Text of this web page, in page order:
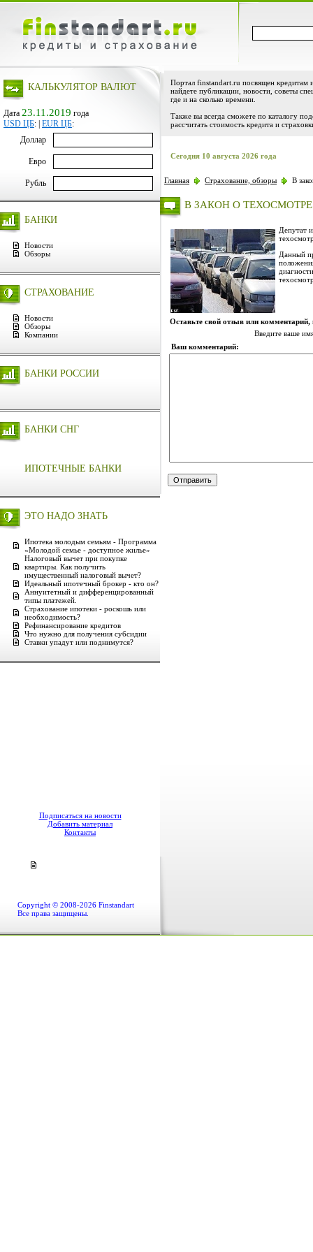
КАЛЬКУЛЯТОР ВАЛЮТ
Дата 23.11.2019 года
USD ЦБ: EUR ЦБ:
Доллар
Евро
Рубль
БАНКИ
Новости
Обзоры
СТРАХОВАНИЕ
Новости
Обзоры
Компании
БАНКИ РОССИИ
БАНКИ СНГ
ИПОТЕЧНЫЕ БАНКИ
ЭТО НАДО ЗНАТЬ
Ипотека молодым семьям - Программа
«Молодой семье - доступное жилье»
Налоговый вычет при покупке
квартиры. Как получить
имущественный налоговый вычет?
Идеальный ипотечный брокер - кто он?
Аннуитетный и дифференцированный
типы платежей.
Страхование ипотеки - роскошь или
необходимость?
Рефинансирование кредитов
Что нужно для получения субсидии
Ставки упадут или поднимутся?
Подписаться на новости
Добавить материал
Контакты
Copyright © 2008-2026 Finstandart
Все права защищены.
Портал finstandart.ru посвящен кредитам
найдете публикации, новости, советы
где и на сколько времени.
Также вы всегда сможете по каталогу
рассчитать стоимость кредита и
Сегодня 10 августа 2026 года
Главная Страхование, обзоры В
В ЗАКОН О
Депутат
Данный
Оставьте свой отзыв или комментарий,
Введите ваше
Ваш комментарий: